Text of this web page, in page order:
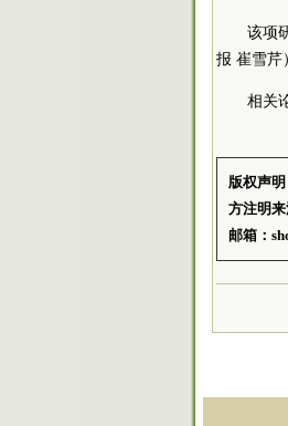
该项
报 崔雪芹
相关
版权声
方注明
邮箱：